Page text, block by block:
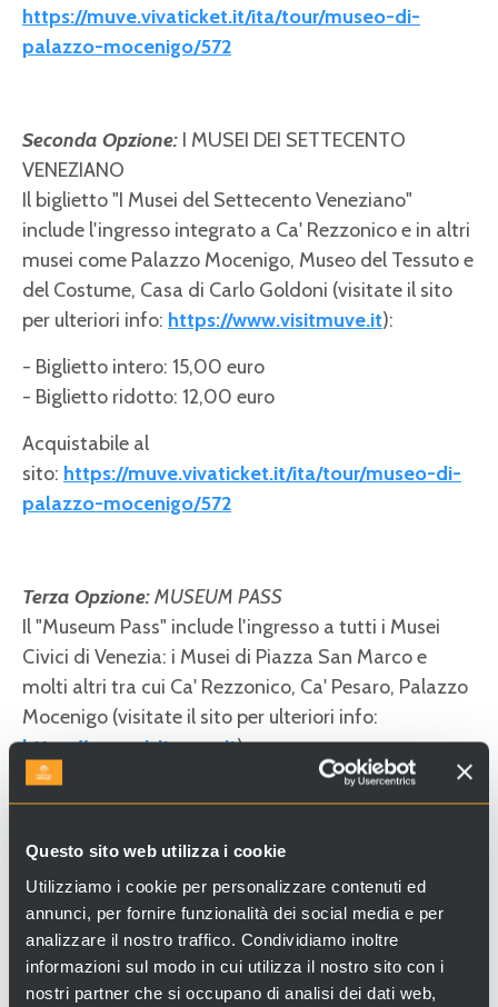
Questo sito web utilizza i cookie
Utilizziamo i cookie per personalizzare contenuti ed
annunci, per fornire funzionalità dei social media e per
analizzare il nostro traffico. Condividiamo inoltre
informazioni sul modo in cui utilizza il nostro sito con i
nostri partner che si occupano di analisi dei dati web,
https://muve.vivaticket.it/ita/tour/museo-di-
palazzo-mocenigo/572
Seconda Opzione: I MUSEI DEI SETTECENTO
VENEZIANO
Il biglietto "I Musei del Settecento Veneziano"
include l'ingresso integrato a Ca' Rezzonico e in altri
musei come Palazzo Mocenigo, Museo del Tessuto e
del Costume, Casa di Carlo Goldoni (visitate il sito
per ulteriori info: https://www.visitmuve.it):
- Biglietto intero: 15,00 euro
- Biglietto ridotto: 12,00 euro
Acquistabile al
sito: https://muve.vivaticket.it/ita/tour/museo-di-
palazzo-mocenigo/572
Terza Opzione:MUSEUM PASS
Il "Museum Pass" include l'ingresso a tutti i Musei
Civici di Venezia: i Musei di Piazza San Marco e
molti altri tra cui Ca' Rezzonico, Ca' Pesaro, Palazzo
Mocenigo (visitate il sito per ulteriori info:
https://www.visitmuve.it):
- Museum Pass intero: 40,00 euro
sito:https://muve.vivaticket.it/ita/tour/museo-di-
palazzo-mocenigo/572